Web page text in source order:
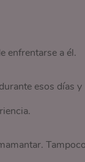
enfrentarse a él.
esos días y